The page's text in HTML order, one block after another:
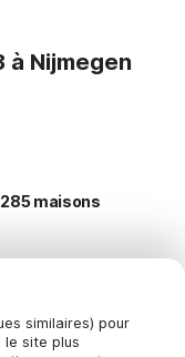
similaires) pour
site plus
à Nijmegen
maisons
pour les